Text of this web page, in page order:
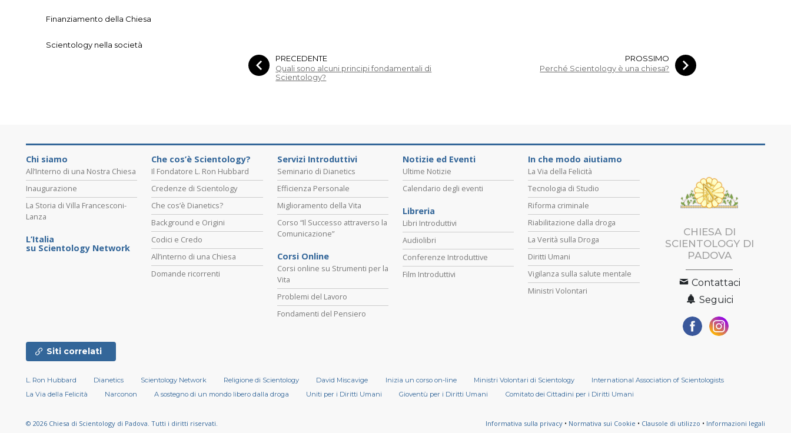
PRECEDENTE
Quali sono alcuni principi fondamentali di
Scientology?
PROSSIMO
Perché Scientology è una chiesa?
Finanziamento della Chiesa
Scientology nella società
Chi siamo
All’Interno di una Nostra Chiesa
Inaugurazione
La Storia di Villa Francesconi-
Lanza
L’Italia
su Scientology Network
Che cos’è Scientology?
Il Fondatore L. Ron Hubbard
Credenze di Scientology
Che cos’è Dianetics?
Background e Origini
Codici e Credo
All’interno di una Chiesa
Domande ricorrenti
Servizi Introduttivi
Seminario di Dianetics
Efficienza Personale
Miglioramento della Vita
Corso “Il Successo attraverso la
Comunicazione”
Corsi Online
Corsi online su Strumenti per la
Vita
Problemi del Lavoro
Fondamenti del Pensiero
Notizie ed Eventi
Ultime Notizie
Calendario degli eventi
Libreria
Libri Introduttivi
Audiolibri
Conferenze Introduttive
Film Introduttivi
In che modo aiutiamo
La Via della Felicità
Tecnologia di Studio
Riforma criminale
Riabilitazione dalla droga
La Verità sulla Droga
Diritti Umani
Vigilanza sulla salute mentale
Ministri Volontari
CHIESA DI
SCIENTOLOGY DI
PADOVA
Contattaci
Seguici
Siti correlati
L. Ron Hubbard Dianetics Scientology Network Religione di Scientology David Miscavige Inizia un corso on-line Ministri Volontari di Scientology
International Association of Scientologists
La Via della Felicità
Narconon A sostegno di un mondo libero dalla droga Uniti per i Diritti Umani Gioventù per i Diritti Umani Comitato dei Cittadini per i Diritti Umani
© 2026 Chiesa di Scientology di Padova. Tutti i diritti riservati. Informativa sulla privacy • Normativa sui Cookie • Clausole di utilizzo • Informazioni legali